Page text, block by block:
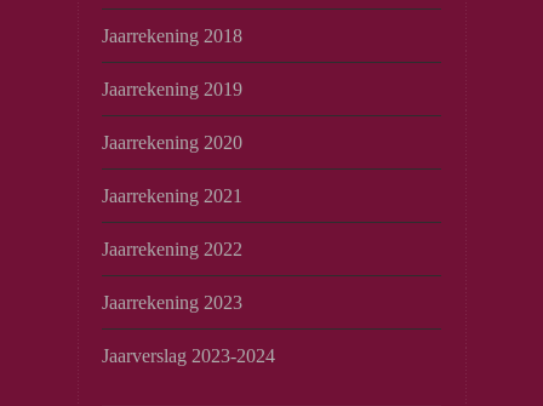
Jaarrekening 2018
Jaarrekening 2019
Jaarrekening 2020
Jaarrekening 2021
Jaarrekening 2022
Jaarrekening 2023
Jaarverslag 2023-2024